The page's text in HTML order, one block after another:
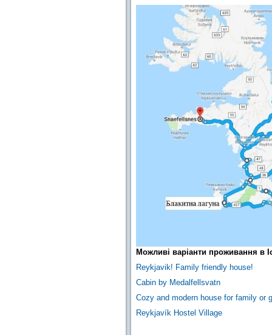
Можливі варіанти проживання в
Reykjavik! Family friendly house!
Cabin by Medalfellsvatn
Cozy and modern house for family or
Reykjavík Hostel Village